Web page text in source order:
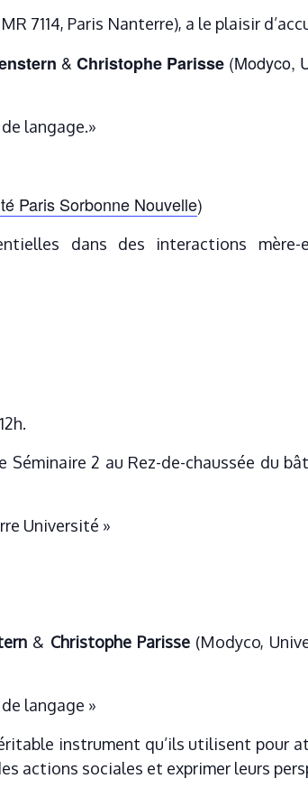
7114, Paris Nanterre), a le plaisir
& Christophe Parisse (Modyco,
langage.»
Paris Sorbonne Nouvelle)
dans des interactions
2 au Rez-de-chaussée du
Université »
& Christophe Parisse(Modyco,
langage »
instrument qu’ils utilisent pour
actions sociales et exprimer leurs